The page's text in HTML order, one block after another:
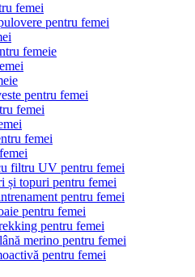
femei
pentru femei
femeie
pentru femei
femei
femei
filtru UV pentru femei
și topuri pentru femei
pentru femei
pentru femei
pentru femei
merino pentru femei
pentru femei